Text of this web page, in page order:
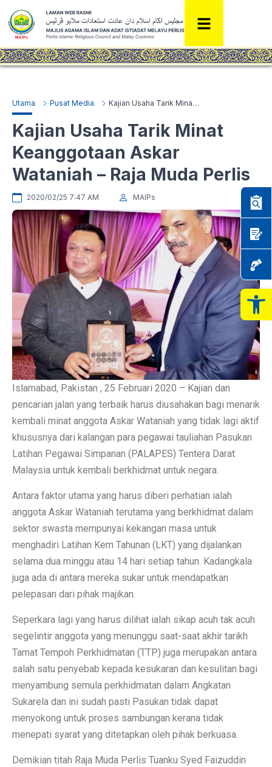
Utama Pusat Media Kajian Usaha Tarik Minat Keanggotaan Askar Wataniah – Raja Muda Perlis
Kajian Usaha Tarik Minat
Keanggotaan Askar
Wataniah – Raja Muda Perlis
2020/02/25 7:47 AM MAIPs
Islamabad, Pakistan , 25 Februari 2020 – Kajian dan
pencarian jalan yang terbaik harus diusahakan bagi menarik
kembali minat anggota Askar Wataniah yang tidak lagi aktif
khususnya dari kalangan para pegawai tauliahan Pasukan
Latihan Pegawai Simpanan (PALAPES) Tentera Darat
Malaysia untuk kembali berkhidmat untuk negara.
Antara faktor utama yang harus diberi perhatian ialah
anggota Askar Wataniah terutama yang berkhidmat dalam
sektor swasta mempunyai kekangan masa untuk
menghadiri Latihan Kem Tahunan (LKT) yang dijalankan
selama dua minggu atau 14 hari setiap tahun. Kadangkala
juga ada di antara mereka sukar untuk mendapatkan
pelepasan dari pihak majikan.
Seperkara lagi yang harus dilihat ialah sikap acuh tak acuh
segelintir anggota yang menunggu saat-saat akhir tarikh
Tamat Tempoh Perkhidmatan (TTP) juga merupakan antara
salah satu penyebab kepada kesukaran dan kesulitan bagi
menyambung semula perkhidmatan dalam Angkatan
Sukarela dan ini sudah pasti Pasukan tidak dapat
menyokong untuk proses sambungan kerana tidak
menepati syarat yang ditetapkan oleh pihak berkuasa.
Demikian titah Raja Muda Perlis Tuanku Syed Faizuddin